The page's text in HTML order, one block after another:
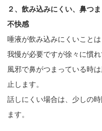
２、飲み込みにくい、鼻つ
不快感
唾液が飲み込みにくいこと
我慢が必要ですが徐々に慣れ
風邪で鼻がつまっている時
止します。
話しにくい場合は、少しの
ます。